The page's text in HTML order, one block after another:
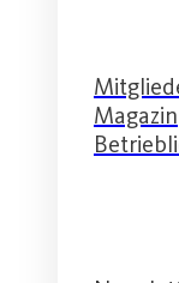
Magazin